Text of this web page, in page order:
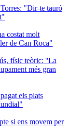
"Dir-te tauró
costat molt
de Can Roca"
físic teòric: ''La
més gran
els plats
si ens movem per